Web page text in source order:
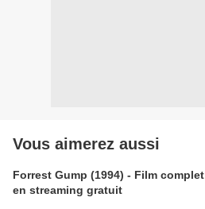
Vous aimerez aussi
Forrest Gump (1994) - Film complet
en streaming gratuit